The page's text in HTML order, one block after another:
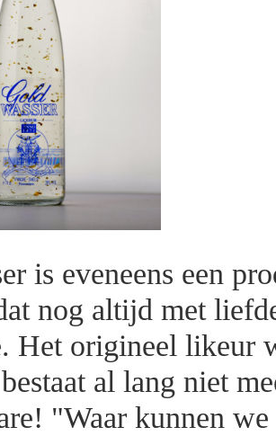
is eveneens een
nog altijd met
Het origineel likeur
al lang niet
"Waar kunnen